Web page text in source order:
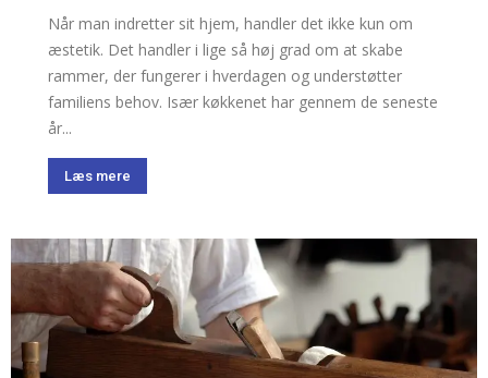
Når man indretter sit hjem, handler det ikke kun om
æstetik. Det handler i lige så høj grad om at skabe
rammer, der fungerer i hverdagen og understøtter
familiens behov. Især køkkenet har gennem de seneste
år...
Læs mere